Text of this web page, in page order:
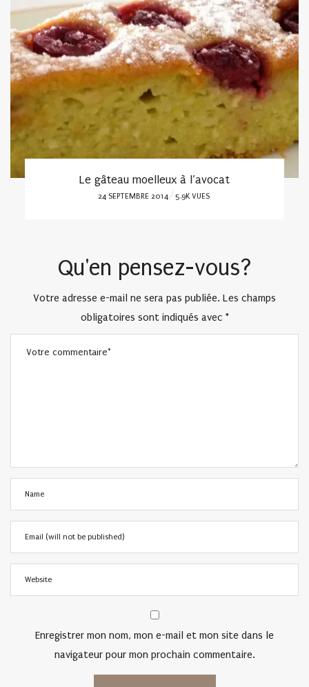
Le gâteau moelleux à l’avocat
POSTED
24 SEPTEMBRE 2014 5.9K VUES
Qu'en pensez-vous?
Votre adresse e-mail ne sera pas publiée. Les champs
obligatoires sont indiqués avec *
Enregistrer mon nom, mon e-mail et mon site dans le
navigateur pour mon prochain commentaire.